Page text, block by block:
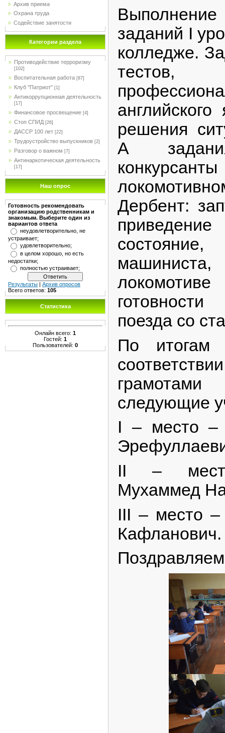
Архив приема
Охрана труда
Содействие занятости
Категории раздела
Противодействие терроризму
[102]
Воспитательная работа [87]
Клуб "Патриот" [1]
Антикоррупционная деятельность
[17]
Финансовое просвещение [4]
Стоп СПИД [26]
ДАССР 100 лет [22]
Трудоустройство выпускников [2]
Разговор о важном [7]
Антинаркотическая деятельность
[17]
Наш опрос
Готовность рекомендовать
организацию родственникам и
знакомым. Выберите один из
вариантов ответа
неудовлетворительно, не
устраивает;
удовлетворительно;
в целом хорошо, но есть
недостатки;
полностью устраивает;
Результаты
Архив опросов
Всего ответов: 105
Статистика
Онлайн всего: 1
Гостей: 1
Пользователей: 0
заданий I
колледже.
решения
А
Дербент:
поезда со
По
следующие
I – место –
II –
Мухаммед
III – место –
Кафланович.